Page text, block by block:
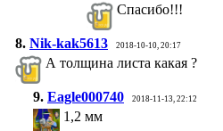
Спасибо!!!
8. Nik-kak5613 2018-10-10, 20:17
А толщина листа какая ?
9. Eagle000740 2018-11-13, 22:12
1,2 мм